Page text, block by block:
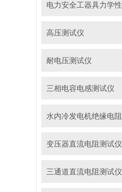
高压测试仪
耐电压测试仪
三相电容电感测试仪
变压器直流电阻测试仪
三通道直流电阻测试仪